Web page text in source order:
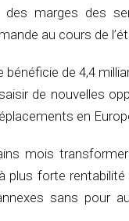
marges des
au cours de
de 4,4
de nouvelles
en
mois
forte
sans pour